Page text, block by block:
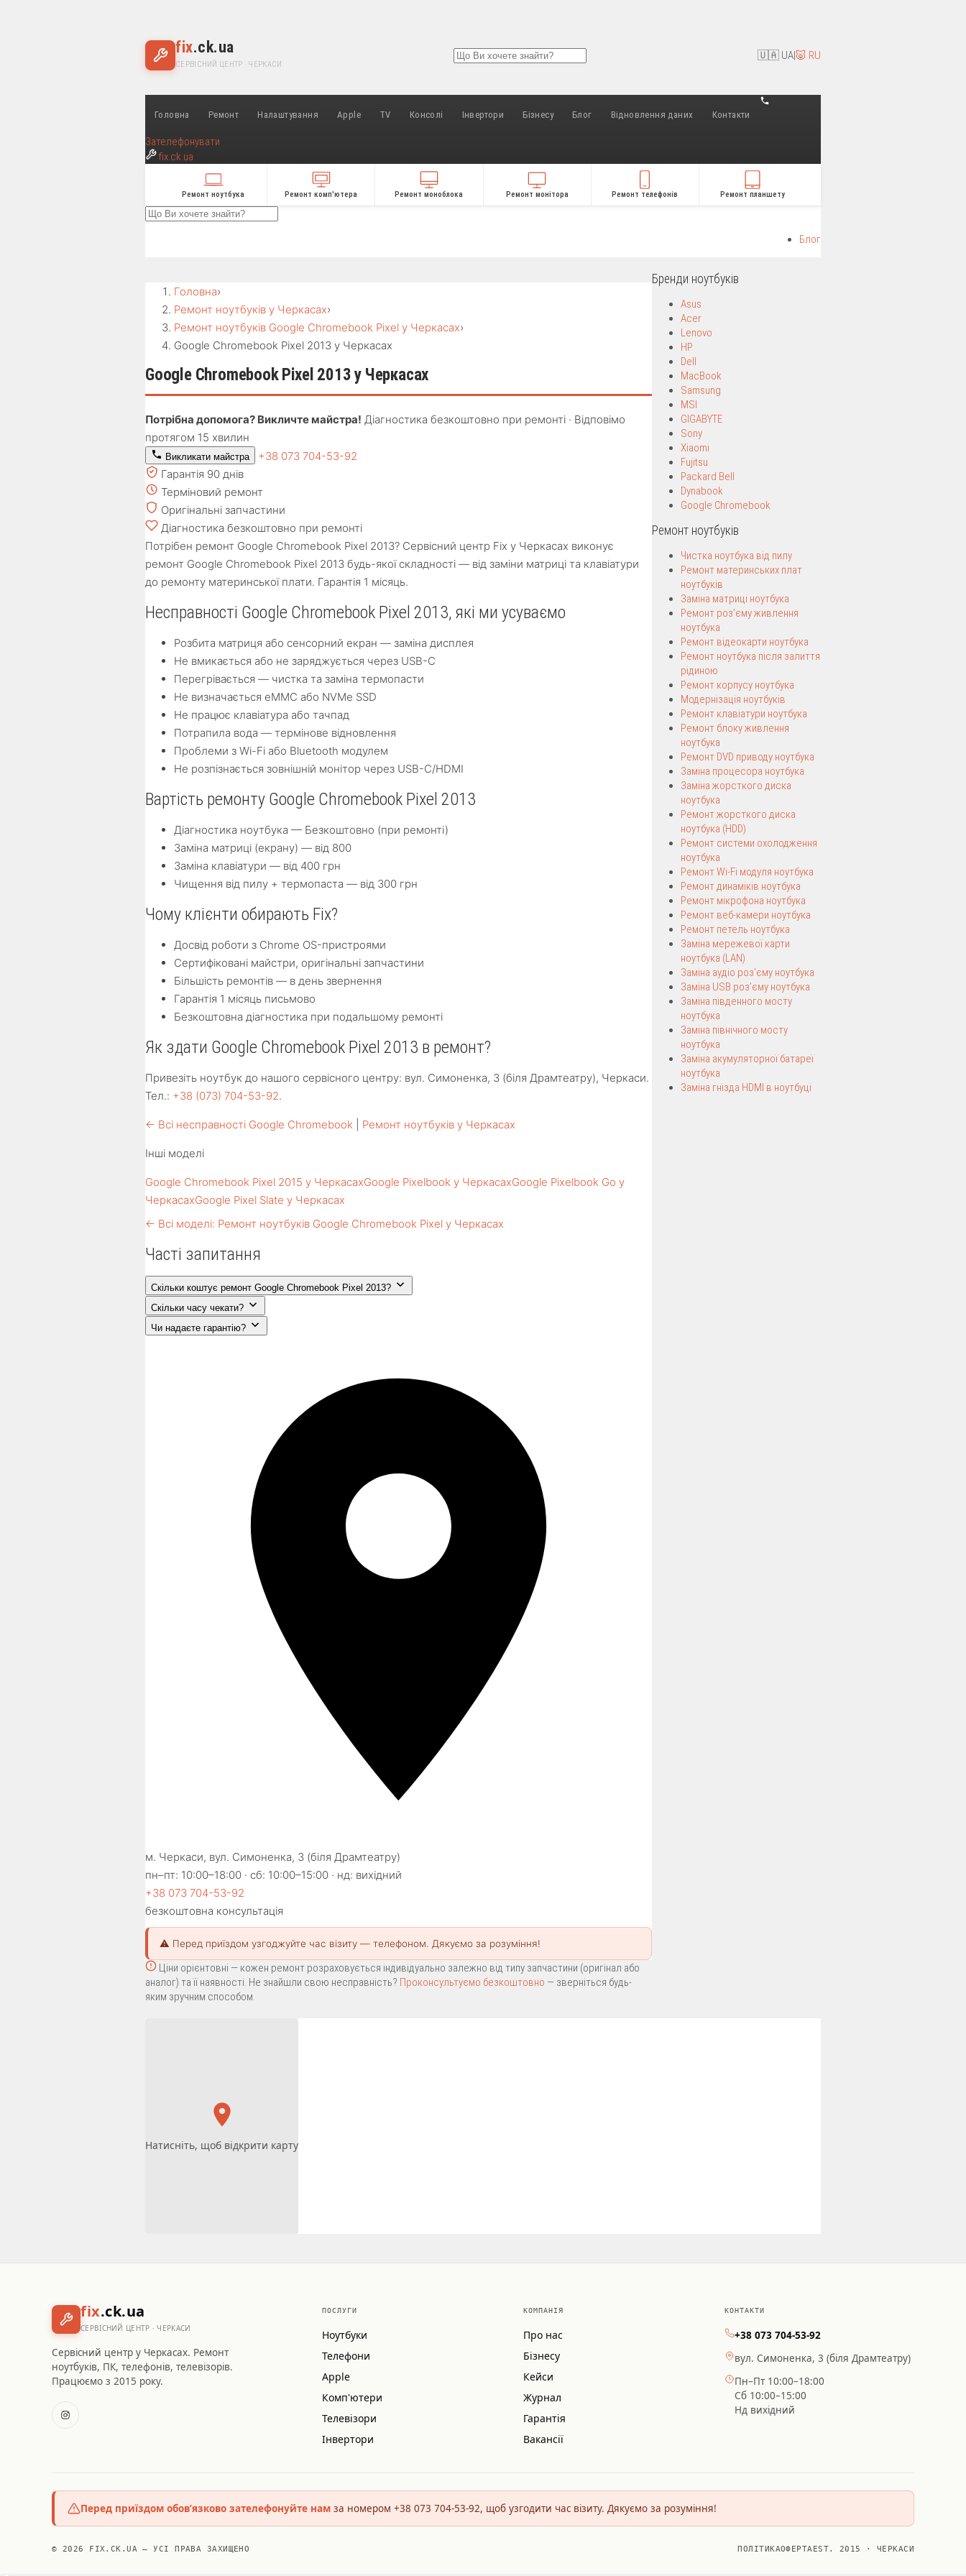
fix.ck.ua
СЕРВІСНИЙ ЦЕНТР · ЧЕРКАСИ
🇺🇦 UA|🐷 RU
Головна Ремонт Налаштування Apple TV Консолі Інвертори Бізнесу Блог Відновлення даних Контакти
Зателефонувати
fix.ck.ua
Ремонт ноутбука Ремонт комп'ютера Ремонт моноблока Ремонт монітора Ремонт телефонів Ремонт планшету
Блог
Головна›
Ремонт ноутбуків у Черкасах›
Ремонт ноутбуків Google Chromebook Pixel у Черкасах›
Google Chromebook Pixel 2013 у Черкасах
Google Chromebook Pixel 2013 у Черкасах
Потрібна допомога? Викличте майстра! Діагностика безкоштовно при ремонті · Відповімо
протягом 15 хвилин
Викликати майстра
+38 073 704-53-92
Гарантія 90 днів
Терміновий ремонт
Оригінальні запчастини
Діагностика безкоштовно при ремонті
Потрібен ремонт Google Chromebook Pixel 2013? Сервісний центр Fix у Черкасах виконує
ремонт Google Chromebook Pixel 2013 будь-якої складності — від заміни матриці та клавіатури
до ремонту материнської плати. Гарантія 1 місяць.
Несправності Google Chromebook Pixel 2013, які ми усуваємо
Розбита матриця або сенсорний екран — заміна дисплея
Не вмикається або не заряджується через USB-C
Перегрівається — чистка та заміна термопасти
Не визначається eMMC або NVMe SSD
Не працює клавіатура або тачпад
Потрапила вода — термінове відновлення
Проблеми з Wi-Fi або Bluetooth модулем
Не розпізнається зовнішній монітор через USB-C/HDMI
Вартість ремонту Google Chromebook Pixel 2013
Діагностика ноутбука — Безкоштовно (при ремонті)
Заміна матриці (екрану) — від 800
Заміна клавіатури — від 400 грн
Чищення від пилу + термопаста — від 300 грн
Чому клієнти обирають Fix?
Досвід роботи з Chrome OS-пристроями
Сертифіковані майстри, оригінальні запчастини
Більшість ремонтів — в день звернення
Гарантія 1 місяць письмово
Безкоштовна діагностика при подальшому ремонті
Як здати Google Chromebook Pixel 2013 в ремонт?
Привезіть ноутбук до нашого сервісного центру: вул. Симоненка, 3 (біля Драмтеатру), Черкаси.
Тел.: +38 (073) 704-53-92.
← Всі несправності Google Chromebook Ремонт ноутбуків у Черкасах
Інші моделі
Google Chromebook Pixel 2015 у ЧеркасахGoogle Pixelbook у ЧеркасахGoogle Pixelbook Go у
ЧеркасахGoogle Pixel Slate у Черкасах
← Всі моделі: Ремонт ноутбуків Google Chromebook Pixel у Черкасах
Часті запитання
Скільки коштує ремонт Google Chromebook Pixel 2013?
Скільки часу чекати?
Чи надаєте гарантію?
м. Черкаси, вул. Симоненка, 3 (біля Драмтеатру)
пн–пт: 10:00–18:00 · сб: 10:00–15:00 · нд: вихідний
+38 073 704-53-92
безкоштовна консультація
⚠️ Перед приїздом узгоджуйте час візиту — телефоном. Дякуємо за розуміння!
Ціни орієнтовні — кожен ремонт розраховується індивідуально залежно від типу запчастини (оригінал або
аналог) та її наявності. Не знайшли свою несправність? Проконсультуємо безкоштовно — зверніться будь-
яким зручним способом.
Бренди ноутбуків
Asus
Acer
Lenovo
HP
Dell
MacBook
Samsung
MSI
GIGABYTE
Sony
Xiaomi
Fujitsu
Packard Bell
Dynabook
Google Chromebook
Ремонт ноутбуків
Чистка ноутбука від пилу
Ремонт материнських плат
ноутбуків
Заміна матриці ноутбука
Ремонт роз’єму живлення
ноутбука
Ремонт відеокарти ноутбука
Ремонт ноутбука після залиття
рідиною
Ремонт корпусу ноутбука
Модернізація ноутбуків
Ремонт клавіатури ноутбука
Ремонт блоку живлення
ноутбука
Ремонт DVD приводу ноутбука
Заміна процесора ноутбука
Заміна жорсткого диска
ноутбука
Ремонт жорсткого диска
ноутбука (HDD)
Ремонт системи охолодження
ноутбука
Ремонт Wi-Fi модуля ноутбука
Ремонт динаміків ноутбука
Ремонт мікрофона ноутбука
Ремонт веб-камери ноутбука
Ремонт петель ноутбука
Заміна мережевої карти
ноутбука (LAN)
Заміна аудіо роз’єму ноутбука
Заміна USB роз’єму ноутбука
Заміна південного мосту
ноутбука
Заміна північного мосту
ноутбука
Заміна акумуляторної батареї
ноутбука
Заміна гнізда HDMI в ноутбуці
Натисніть, щоб відкрити карту
fix.ck.ua
СЕРВІСНИЙ ЦЕНТР · ЧЕРКАСИ
Сервісний центр у Черкасах. Ремонт
ноутбуків, ПК, телефонів, телевізорів.
Працюємо з 2015 року.
ПОСЛУГИ
Ноутбуки
Телефони
Apple
Комп'ютери
Телевізори
Інвертори
КОМПАНІЯ
Про нас
Бізнесу
Кейси
Журнал
Гарантія
Вакансії
КОНТАКТИ
+38 073 704-53-92
вул. Симоненка, 3 (біля Драмтеатру)
Пн–Пт 10:00–18:00
Сб 10:00–15:00
Нд вихідний
Перед приїздом обов’язково зателефонуйте нам за номером +38 073 704-53-92, щоб узгодити час візиту. Дякуємо за розуміння!
© 2026 FIX.CK.UA — УСІ ПРАВА ЗАХИЩЕНО ПОЛІТИКАОФЕРТАEST. 2015 · ЧЕРКАСИ